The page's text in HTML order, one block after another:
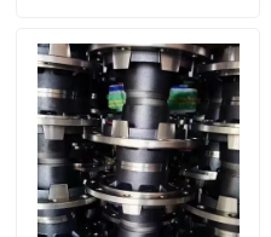
Sobre nosotros
Viaje de la fábrica